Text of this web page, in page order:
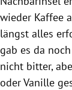
wieder Kaffee
längst alles
gab es da
nicht bitter,
oder Vanille